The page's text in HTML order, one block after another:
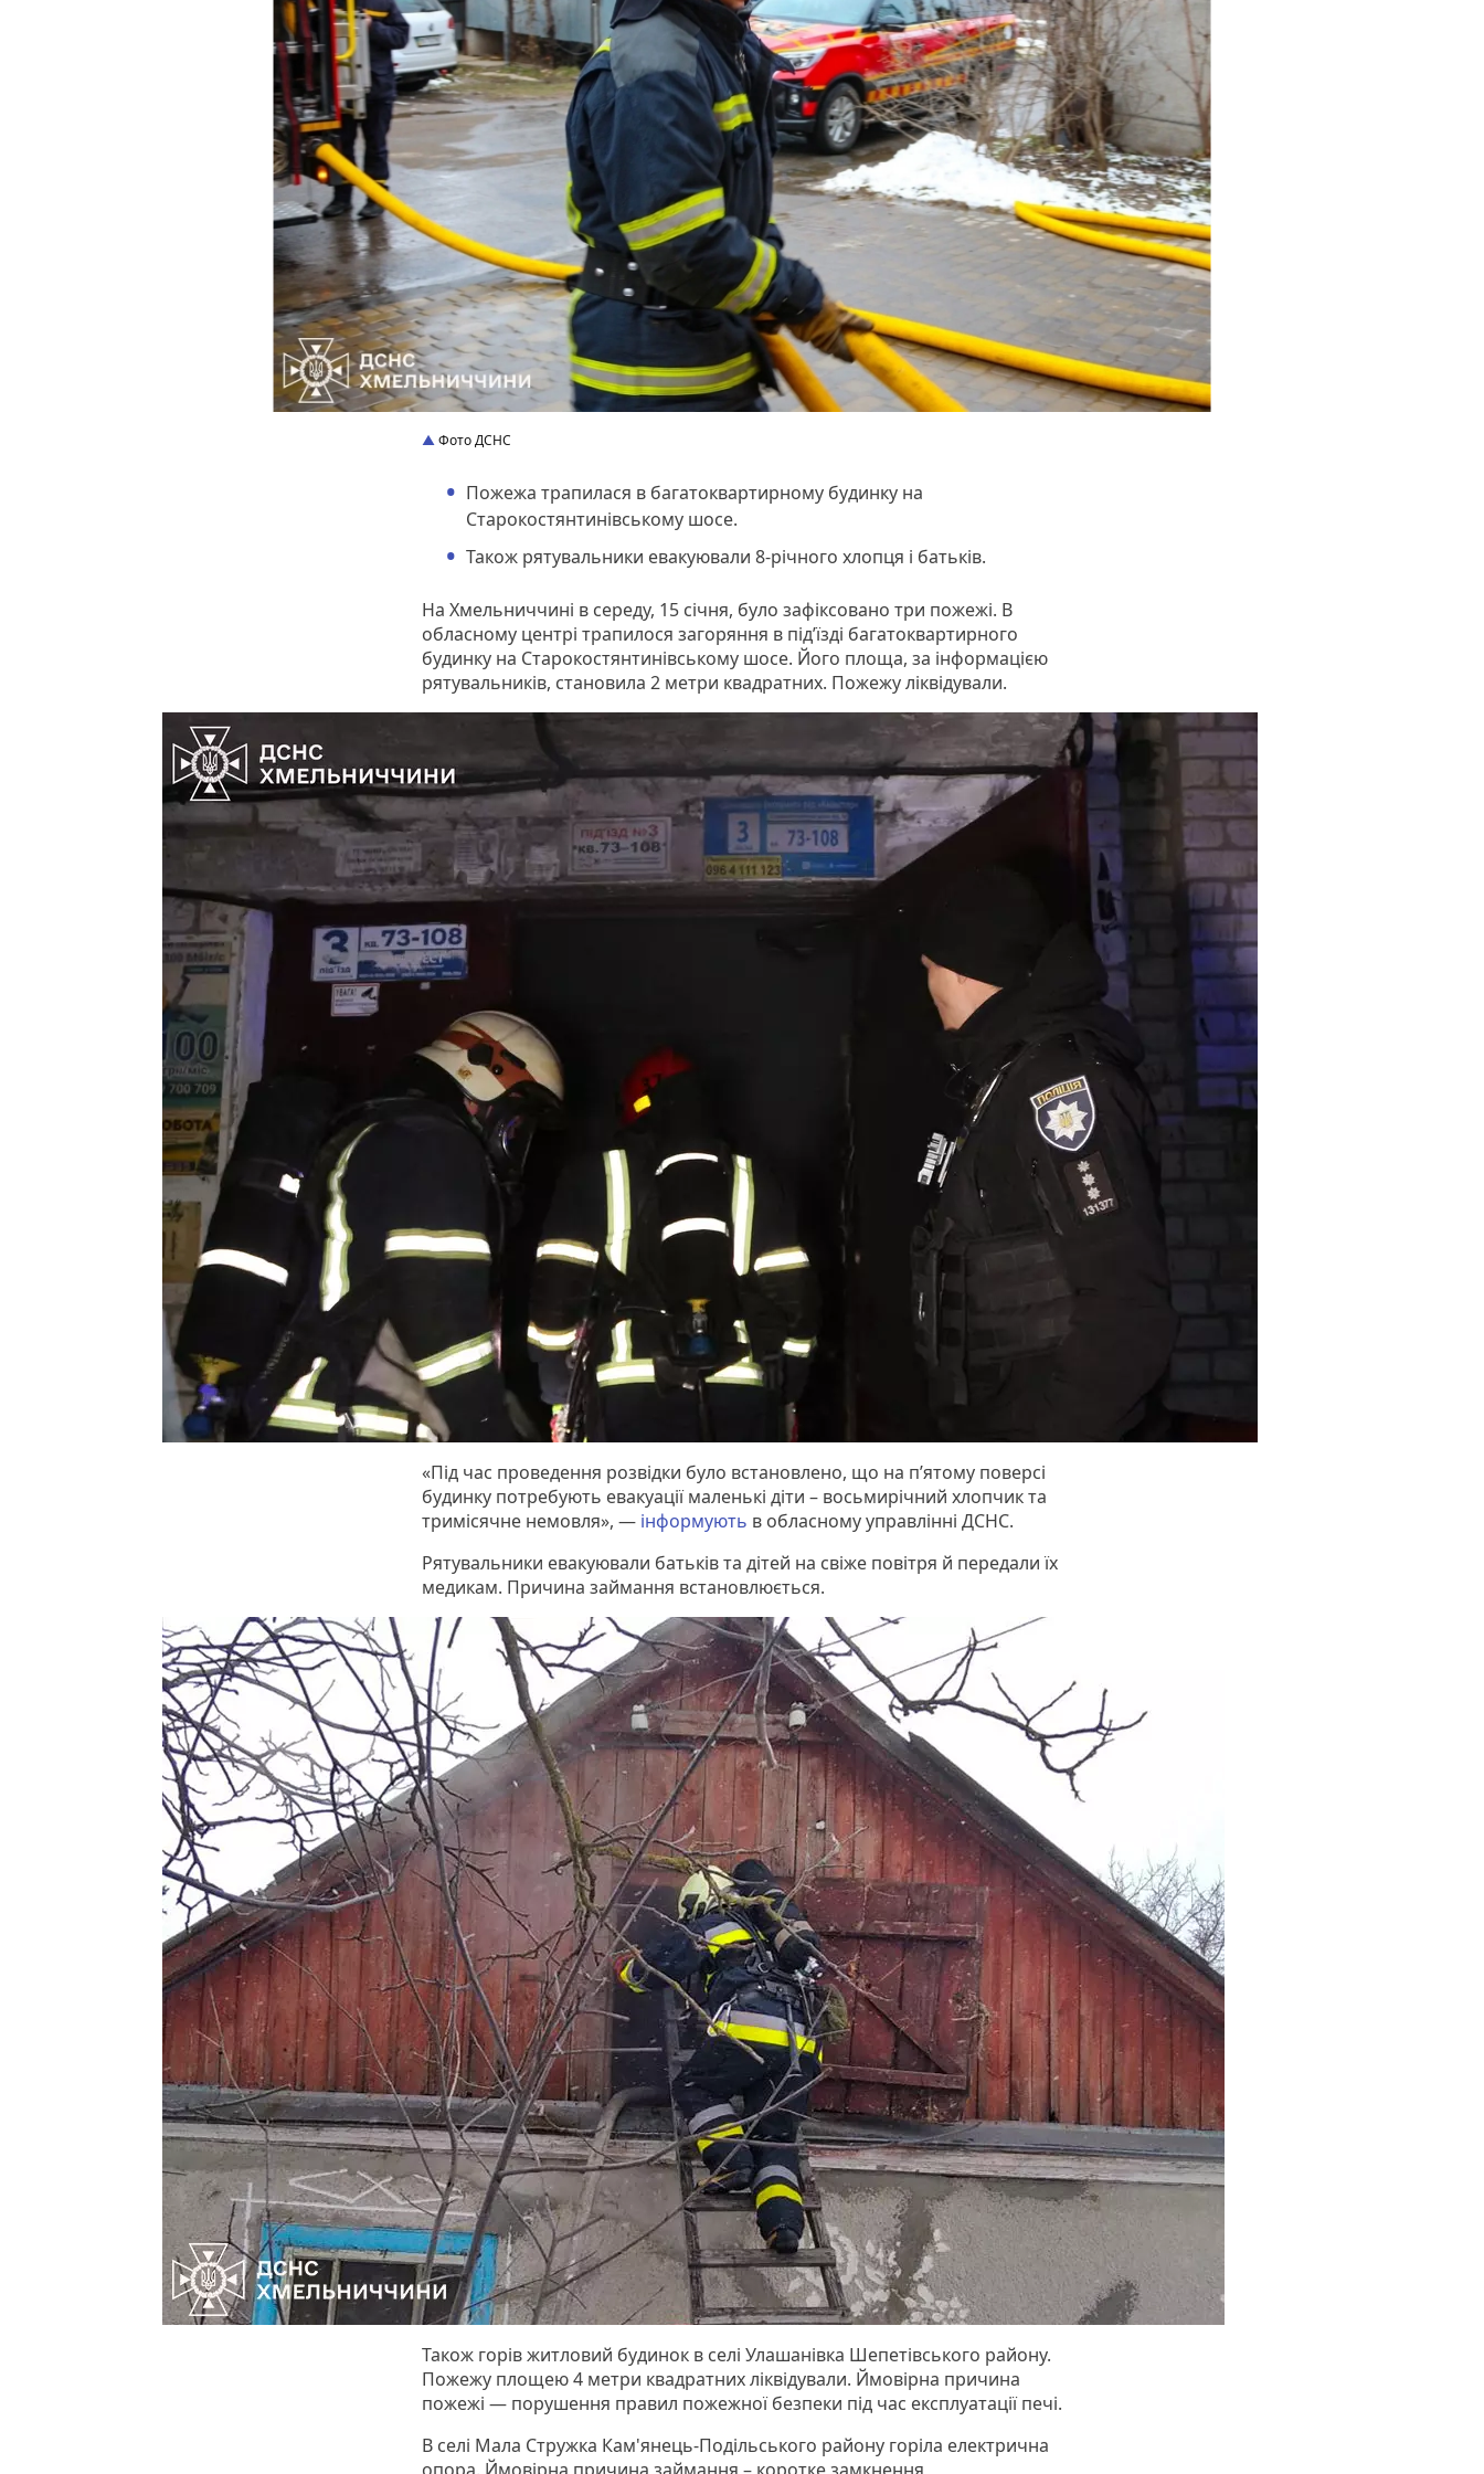
Фото ДСНС
Пожежа трапилася в багатоквартирному будинку на
Старокостянтинівському шосе.
Також рятувальники евакуювали 8-річного хлопця і батьків.
На Хмельниччині в середу, 15 січня, було зафіксовано три пожежі. В
обласному центрі трапилося загоряння в підʼїзді багатоквартирного
будинку на Старокостянтинівському шосе. Його площа, за інформацією
рятувальників, становила 2 метри квадратних. Пожежу ліквідували.
«Під час проведення розвідки було встановлено, що на п’ятому поверсі
будинку потребують евакуації маленькі діти – восьмирічний хлопчик та
тримісячне немовля», — інформують в обласному управлінні ДСНС.
Рятувальники евакуювали батьків та дітей на свіже повітря й передали їх
медикам. Причина займання встановлюється.
Також горів житловий будинок в селі Улашанівка Шепетівського району.
Пожежу площею 4 метри квадратних ліквідували. Ймовірна причина
пожежі — порушення правил пожежної безпеки під час експлуатації печі.
В селі Мала Стружка Кам'янець-Подільського району горіла електрична